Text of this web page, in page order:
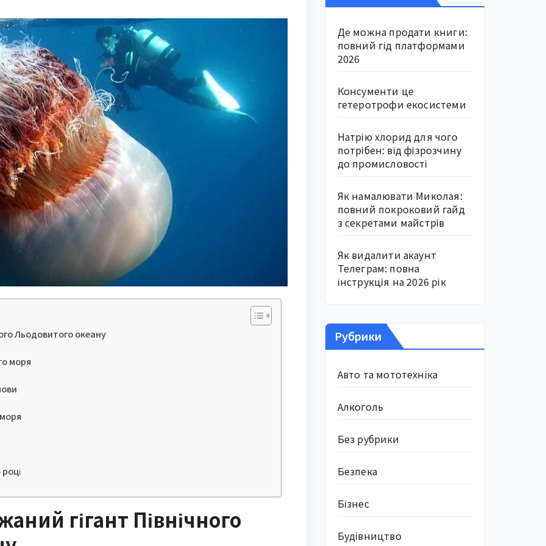
Льодовитого океану
моря
гігант Північного
Де можна продати книги:
повний гід платформами
2026
Консументи це
гетеротрофи екосистеми
Натрію хлорид для чого
потрібен: від фізрозчину
до промисловості
Як намалювати Миколая:
повний покроковий гайд
з секретами майстрів
Як видалити акаунт
Телеграм: повна
інструкція на 2026 рік
Рубрики
Авто та мототехніка
Алкоголь
Без рубрики
Безпека
Бізнес
Будівництво